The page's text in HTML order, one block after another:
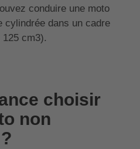
conduire une moto
cylindrée dans un cadre
cm3).
choisir
non